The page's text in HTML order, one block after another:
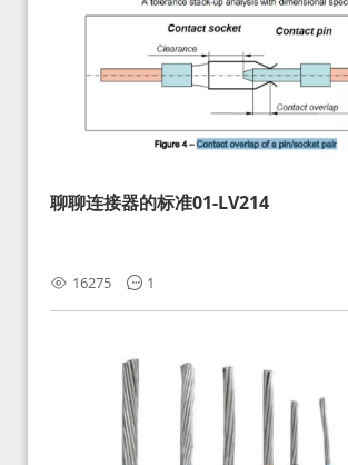
聊聊连接器的标准01-LV214
16275 1